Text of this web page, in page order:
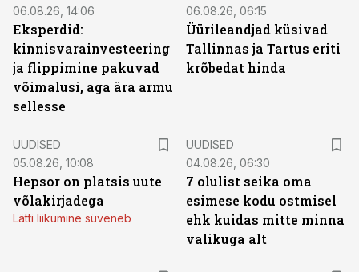
06.08.26, 14:06
Eksperdid:
kinnisvarainvesteering
ja flippimine pakuvad
võimalusi, aga ära armu
sellesse
06.08.26, 06:15
Üürileandjad küsivad
Tallinnas ja Tartus eriti
krõbedat hinda
UUDISED
05.08.26, 10:08
Hepsor on platsis uute
võlakirjadega
Lätti liikumine süveneb
UUDISED
04.08.26, 06:30
7 olulist seika oma
esimese kodu ostmisel
ehk kuidas mitte minna
valikuga alt